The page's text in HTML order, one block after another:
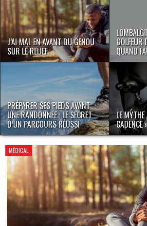
J’AI MAL EN AVANT DU GENOU
SUR LE RELIEF
GOLFEUR
QUAND
PRÉPARER SES PIEDS AVANT
UNE RANDONNÉE : LE SECRET
D’UN PARCOURS RÉUSSI
LE
CADENCE
MÉDICAL